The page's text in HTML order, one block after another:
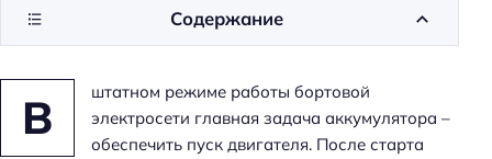
В
штатном режиме работы бортовой
электросети главная задача аккумулятора –
обеспечить пуск двигателя. После старта
Содержание